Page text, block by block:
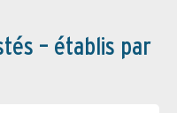
– établis par